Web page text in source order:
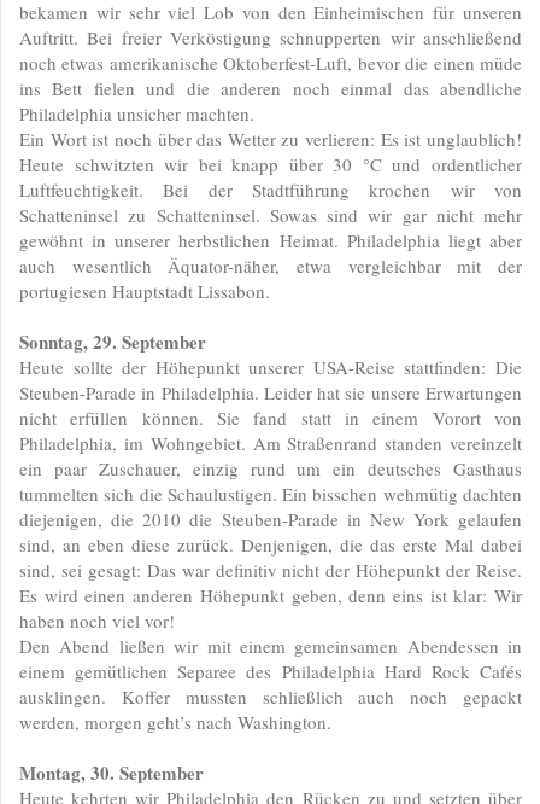
bekamen wir sehr viel Lob von den Einheimischen für unseren
Auftritt. Bei freier Verköstigung schnupperten wir anschließend
noch etwas amerikanische Oktoberfest-Luft, bevor die einen müde
ins Bett fielen und die anderen noch einmal das abendliche
Philadelphia unsicher machten.
Ein Wort ist noch über das Wetter zu verlieren: Es ist unglaublich!
Heute schwitzten wir bei knapp über 30 °C und ordentlicher
Luftfeuchtigkeit. Bei der Stadtführung krochen wir von
Schatteninsel zu Schatteninsel. Sowas sind wir gar nicht mehr
gewöhnt in unserer herbstlichen Heimat. Philadelphia liegt aber
auch wesentlich Äquator-näher, etwa vergleichbar mit der
portugiesen Hauptstadt Lissabon.
Sonntag, 29. September
Heute sollte der Höhepunkt unserer USA-Reise stattfinden: Die
Steuben-Parade in Philadelphia. Leider hat sie unsere Erwartungen
nicht erfüllen können. Sie fand statt in einem Vorort von
Philadelphia, im Wohngebiet. Am Straßenrand standen vereinzelt
ein paar Zuschauer, einzig rund um ein deutsches Gasthaus
tummelten sich die Schaulustigen. Ein bisschen wehmütig dachten
diejenigen, die 2010 die Steuben-Parade in New York gelaufen
sind, an eben diese zurück. Denjenigen, die das erste Mal dabei
sind, sei gesagt: Das war definitiv nicht der Höhepunkt der Reise.
Es wird einen anderen Höhepunkt geben, denn eins ist klar: Wir
haben noch viel vor!
Den Abend ließen wir mit einem gemeinsamen Abendessen in
einem gemütlichen Separee des Philadelphia Hard Rock Cafés
ausklingen. Koffer mussten schließlich auch noch gepackt
werden, morgen geht’s nach Washington.
Montag, 30. September
Heute kehrten wir Philadelphia den Rücken zu und setzten über